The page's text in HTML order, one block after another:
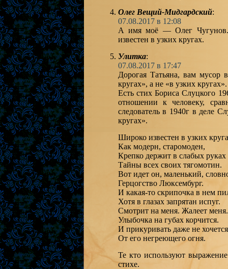
Олег Вещий-Мидгардский:
07.08.2017 в 12:08
А имя моё — Олег Чугунов.
известен в узких кругах.
Улитка:
07.08.2017 в 17:47
Дорогая Татьяна, вам мусор
кругах», а не «в узких кругах».
Есть стих Бориса Слуцкого
отношении к человеку,
следователь в 1940г в деле
кругах».
Широко известен в узких
Как модерн, старомоден,
Крепко держит в слабых руках
Тайны всех своих тягомотин.
Вот идет он, маленький,
Герцогство Люксембург.
И какая-то скрипочка в нем
Хотя в глазах запрятан испуг.
Смотрит на меня. Жалеет меня.
Улыбочка на губах корчится.
И прикуривать даже не хочется
От его негреющего огня.
Те кто используют
стихе.